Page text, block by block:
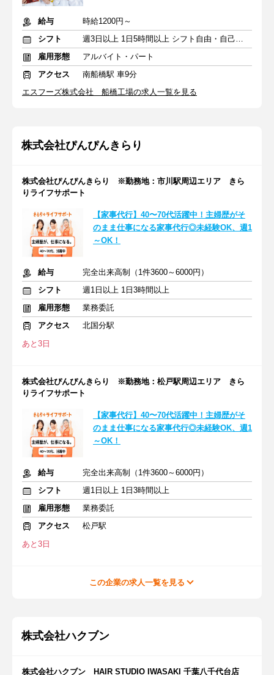
給与
時給1200円～
シフト
週3日以上 1日5時間以上 シフト自由・自己申告
雇用形態
アルバイト・パート
アクセス
南船橋駅 車9分
エスフーズ株式会社 船橋工場の求人一覧を見る
株式会社ぴんぴんきらり
株式会社ぴんぴんきらり ※勤務地：市川駅周辺エリア きら
りライフサポート
【家事代行】40〜70代活躍中！主婦歴がそ
のまま仕事になる家事代行◎未経験OK、週1
～OK！
給与
完全出来高制（1件3600～6000円）
シフト
週1日以上 1日3時間以上
雇用形態
業務委託
アクセス
北国分駅
あと3日
株式会社ぴんぴんきらり ※勤務地：松戸駅周辺エリア きら
りライフサポート
【家事代行】40〜70代活躍中！主婦歴がそ
のまま仕事になる家事代行◎未経験OK、週1
～OK！
給与
完全出来高制（1件3600～6000円）
シフト
週1日以上 1日3時間以上
雇用形態
業務委託
アクセス
松戸駅
あと3日
この企業の求人一覧を見る
株式会社ハクブン
株式会社ハクブン HAIR STUDIO IWASAKI 千葉八千代台店